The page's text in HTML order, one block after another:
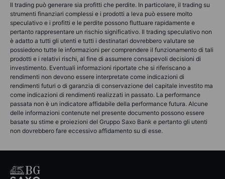
Il trading può generare sia profitti che perdite. In particolare, il trading su
strumenti finanziari complessi e i prodotti a leva può essere molto
speculativo e i profitti e le perdite possono fluttuare rapidamente e
pertanto rappresentare un rischio significativo. Il trading speculativo non
è adatto a tutti gli utenti e tutti i destinatari dovrebbero valutare se
possiedono tutte le informazioni per comprendere il funzionamento di tali
prodotti e i relativi rischi, al fine di assumere consapevoli decisioni di
investimento. Eventuali informazioni riportate che si riferiscano a
rendimenti non devono essere interpretate come indicazioni di
rendimenti futuri o di garanzia di conservazione del capitale investito ma
come indicazioni di rendimenti realizzati in passato. La performance
passata non è un indicatore affidabile della performance futura. Alcune
delle informazioni contenute nel presente documento possono essere
basate su stime e proiezioni del Gruppo Saxo Bank e pertanto gli utenti
non dovrebbero fare eccessivo affidamento su di esse.